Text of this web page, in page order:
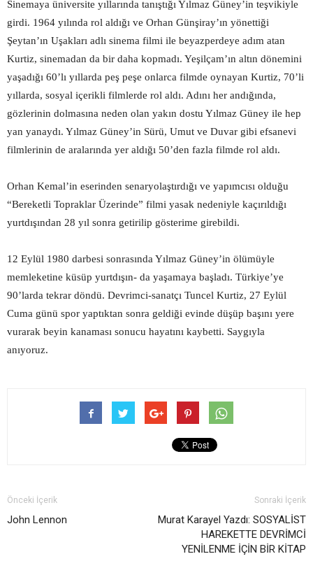
Sinemaya üniversite yıllarında tanıştığı Yılmaz Güney’in teşvikiyle
girdi. 1964 yılında rol aldığı ve Orhan Günşiray’ın yönettiği
Şeytan’ın Uşakları adlı sinema filmi ile beyazperdeye adım atan
Kurtiz, sinemadan da bir daha kopmadı. Yeşilçam’ın altın dönemini
yaşadığı 60’lı yıllarda peş peşe onlarca filmde oynayan Kurtiz, 70’li
yıllarda, sosyal içerikli filmlerde rol aldı. Adını her andığında,
gözlerinin dolmasına neden olan yakın dostu Yılmaz Güney ile hep
yan yanaydı. Yılmaz Güney’in Sürü, Umut ve Duvar gibi efsanevi
filmlerinin de aralarında yer aldığı 50’den fazla filmde rol aldı.
Orhan Kemal’in eserinden senaryolaştırdığı ve yapımcısı olduğu
“Bereketli Topraklar Üzerinde” filmi yasak nedeniyle kaçırıldığı
yurtdışından 28 yıl sonra getirilip gösterime girebildi.
12 Eylül 1980 darbesi sonrasında Yılmaz Güney’in ölümüyle
memleketine küsüp yurtdışın- da yaşamaya başladı. Türkiye’ye
90’larda tekrar döndü. Devrimci-sanatçı Tuncel Kurtiz, 27 Eylül
Cuma günü spor yaptıktan sonra geldiği evinde düşüp başını yere
vurarak beyin kanaması sonucu hayatını kaybetti. Saygıyla
anıyoruz.
Önceki İçerik
John Lennon
Sonraki İçerik
Murat Karayel Yazdı: SOSYALİST
HAREKETTE DEVRİMCİ
YENİLENME İÇİN BİR KİTAP